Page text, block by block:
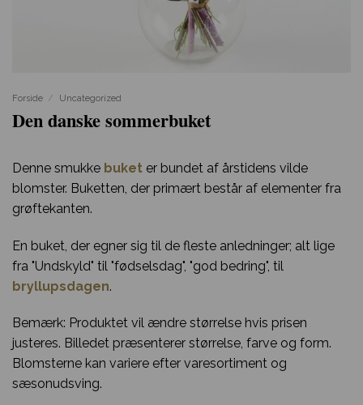
Forside / Uncategorized
Den danske sommerbuket
Denne smukke buket er bundet af årstidens vilde
blomster. Buketten, der primært består af elementer fra
grøftekanten.
En buket, der egner sig til de fleste anledninger; alt lige
fra "Undskyld" til "fødselsdag", "god bedring", til
bryllupsdagen.
Bemærk: Produktet vil ændre størrelse hvis prisen
justeres. Billedet præsenterer størrelse, farve og form.
Blomsterne kan variere efter varesortiment og
sæsonudsving.